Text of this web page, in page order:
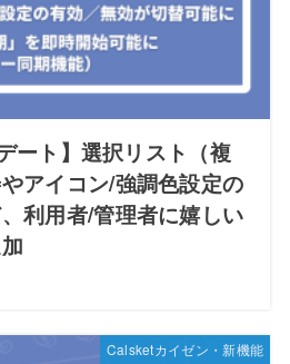
ート】選択リスト（複
アイコン/強調色設定の
利用者/管理者に嬉しい
Calsketカイゼン・新機能